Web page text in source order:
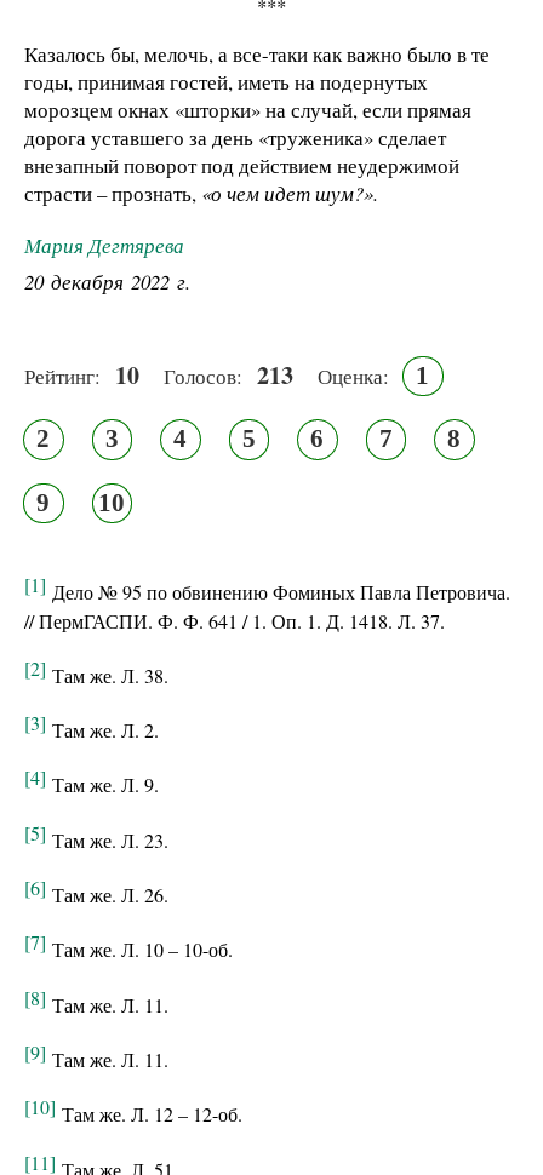
***
Казалось бы, мелочь, а все-таки как важно было в те
годы, принимая гостей, иметь на подернутых
морозцем окнах «шторки» на случай, если прямая
дорога уставшего за день «труженика» сделает
внезапный поворот под действием неудержимой
страсти – прознать, «о чем идет шум?».
Мария Дегтярева
20 декабря 2022 г.
Рейтинг: 10 Голосов: 213 Оценка: 1
2 3 4 5 6 7 8
9 10
[1] Дело № 95 по обвинению Фоминых Павла Петровича.
// ПермГАСПИ. Ф. Ф. 641 / 1. Оп. 1. Д. 1418. Л. 37.
[2] Там же. Л. 38.
[3] Там же. Л. 2.
[4] Там же. Л. 9.
[5] Там же. Л. 23.
[6] Там же. Л. 26.
[7] Там же. Л. 10 – 10-об.
[8] Там же. Л. 11.
[9] Там же. Л. 11.
[10] Там же. Л. 12 – 12-об.
[11] Там же. Л. 51.